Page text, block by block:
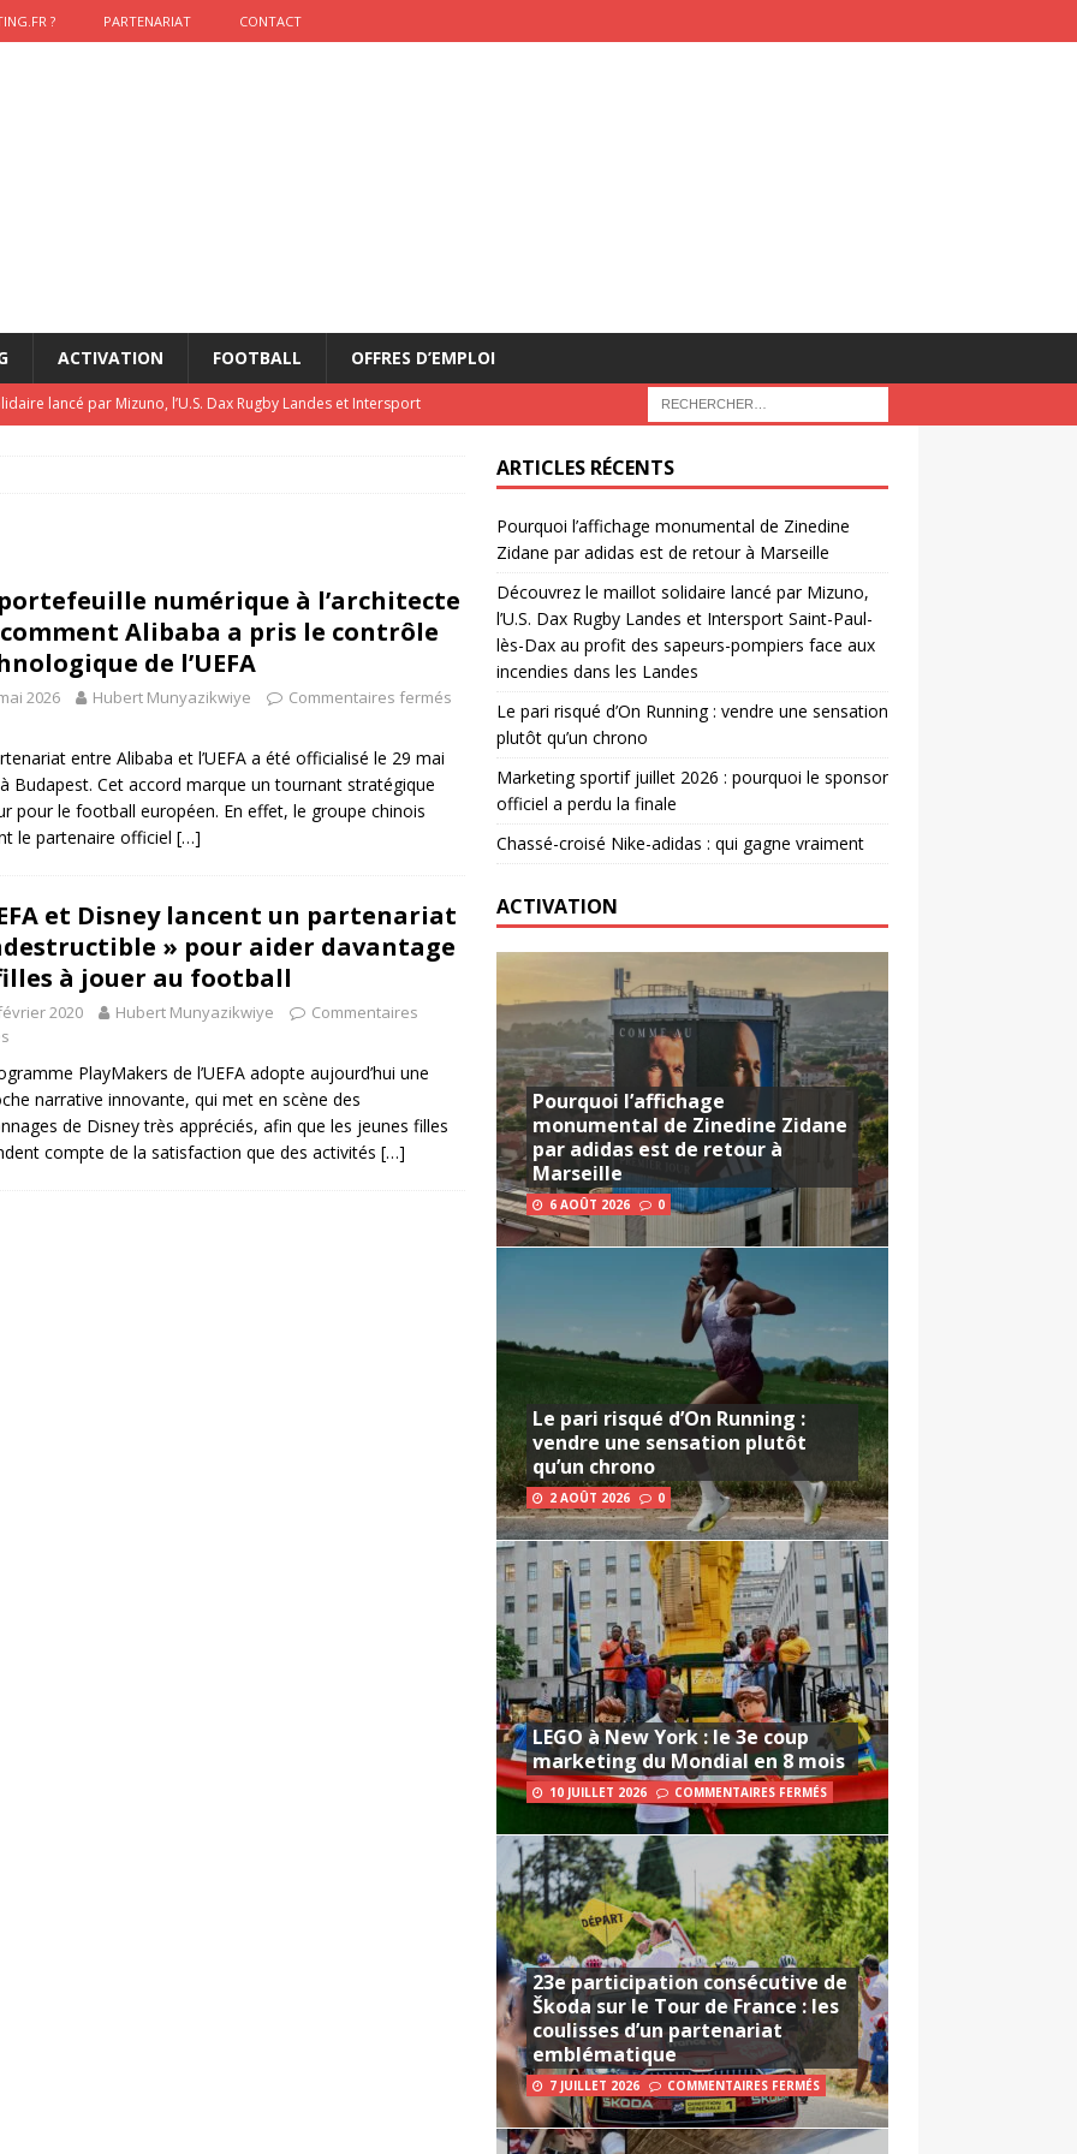
? PARTENARIAT CONTACT
ACTIVATION FOOTBALL OFFRES D’EMPLOI
lancé par Mizuno, l’U.S. Dax Rugby Landes et Intersport
: vendre une sensation plutôt qu’un chrono
: pourquoi le sponsor officiel a perdu la finale
: qui gagne vraiment
FOOTBALL
de Zinedine Zidane par adidas est de retour à
numérique à l’architecte
comment Alibaba a pris le contrôle
de l’UEFA
2026 Hubert Munyazikwiye Commentaires fermés
entre Alibaba et l’UEFA a été officialisé le 29 mai
Budapest. Cet accord marque un tournant stratégique
pour le football européen. En effet, le groupe chinois
le partenaire officiel […]
et Disney lancent un partenariat
» pour aider davantage
à jouer au football
2020 Hubert Munyazikwiye
Commentaires
PlayMakers de l’UEFA adopte aujourd’hui une
narrative innovante, qui met en scène des
de Disney très appréciés, afin que les jeunes filles
compte de la satisfaction que des activités […]
ARTICLES RÉCENTS
Pourquoi l’affichage monumental de Zinedine
Zidane par adidas est de retour à Marseille
Découvrez le maillot solidaire lancé par Mizuno,
l’U.S. Dax Rugby Landes et Intersport Saint-Paul-
lès-Dax au profit des sapeurs-pompiers face aux
incendies dans les Landes
Le pari risqué d’On Running : vendre une sensation
plutôt qu’un chrono
Marketing sportif juillet 2026 : pourquoi le sponsor
officiel a perdu la finale
Chassé-croisé Nike-adidas : qui gagne vraiment
ACTIVATION
Pourquoi l’affichage
monumental de Zinedine Zidane
par adidas est de retour à
Marseille
6 AOÛT 2026 0
Le pari risqué d’On Running :
vendre une sensation plutôt
qu’un chrono
2 AOÛT 2026 0
LEGO à New York : le 3e coup
marketing du Mondial en 8 mois
10 JUILLET 2026 COMMENTAIRES FERMÉS
23e participation consécutive de
Škoda sur le Tour de France : les
coulisses d’un partenariat
emblématique
7 JUILLET 2026 COMMENTAIRES FERMÉS